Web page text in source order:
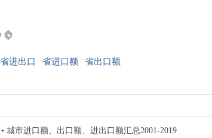
省进出口 省进口额 省出口额
• 城市进口额、出口额、进出口额汇总2001-2019